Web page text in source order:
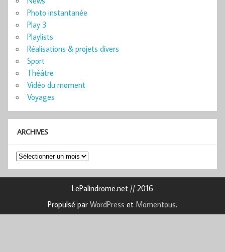
Photo instantanée
Play 3
Playlists
Réalisations & projets divers
Sport
Théâtre
Vidéo du moment
Voyages
ARCHIVES
Archives
LePalindrome.net // 2016
Propulsé par WordPress et Momentous.